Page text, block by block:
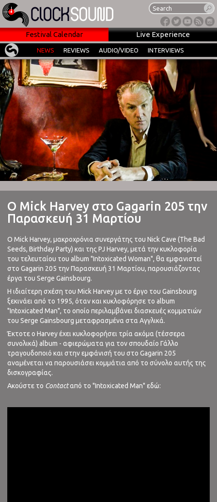
Festival Calendar Live Experience
NEWS REVIEWS AUDIO/VIDEO INTERVIEWS
Ο Mick Harvey στο Gagarin 205 την
Παρασκευή 31 Μαρτίου
O Mick Harvey, μακροχρόνια συνεργάτης του Nick Cave (The Bad
Seeds, Birthday Party) και της PJ Harvey, μετά την κυκλοφορία
του τελευταίου του album "Intoxicated Woman", θα εμφανιστεί
στο Gagarin 205 την Παρασκευή 31 Μαρτίου, παρουσιάζοντας
έργα του Serge Gainsbourg.
Η ιδιαίτερη σχέση του Mick Harvey με το έργο του Gainsbourg
ξεκινάει από το 1995, όταν και κυκλοφόρησε το album
"Intoxicated Man", το οποίο περιλαμβάνει διασκευές κομματιών
του Serge Gainsbourg μεταφρασμένα στα Αγγλικά.
Έκτοτε ο Harvey έχει κυκλοφορήσει τρία ακόμα (τέσσερα
συνολικά) album - αφιερώματα για τον σπουδαίο Γάλλο
τραγουδοποιό και στην εμφάνισή του στο Gagarin 205
αναμένεται να παρουσιάσει κομμάτια από το σύνολο αυτής της
δισκογραφίας.
Ακούστε το Contactαπό το "Intoxicated Man" εδώ: